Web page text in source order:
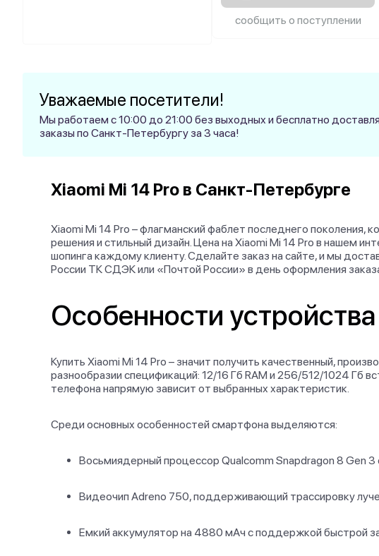
сообщить о поступлении
Уважаемые посетители!
Мы работаем с 10:00 до 21:00 без выходных и бесплатно
заказы по Санкт-Петербургу за 3 часа!
Xiaomi Mi 14 Pro в Санкт-Петербурге
Xiaomi Mi 14 Pro – флагманский фаблет последнего
решения и стильный дизайн. Цена на Xiaomi Mi 14 Pro в нашем
шопинга каждому клиенту. Сделайте заказ на сайте, и мы
России ТК СДЭК или «Почтой России» в день оформления
Особенности устройства
Купить Xiaomi Mi 14 Pro – значит получить качественный,
разнообразии спецификаций: 12/16 Гб RAM и 256/512/1024 Гб
телефона напрямую зависит от выбранных характеристик.
Среди основных особенностей смартфона выделяются:
Восьмиядерный процессор Qualcomm Snapdragon 8 Gen 3
Видеочип Adreno 750, поддерживающий трассировку
Емкий аккумулятор на 4880 мАч с поддержкой быстрой